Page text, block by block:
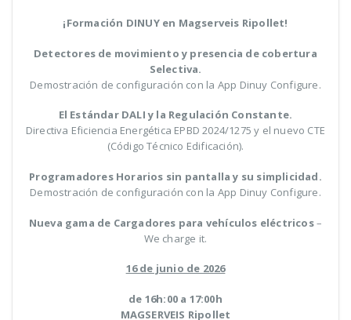
¡Formación DINUYen Magserveis Ripollet!
Detectores de movimiento y presencia de cobertura
Selectiva.
Demostración de configuración con la App Dinuy Configure.
El Estándar DALI y la Regulación Constante.
Directiva Eficiencia Energética EPBD 2024/1275 y el nuevo CTE
(Código Técnico Edificación).
Programadores Horarios sin pantalla y su simplicidad.
Demostración de configuración con la App Dinuy Configure.
Nueva gama de Cargadores para vehículos eléctricos–
We charge it.
16 de junio de 2026
de 16h:00 a 17:00h
MAGSERVEIS Ripollet